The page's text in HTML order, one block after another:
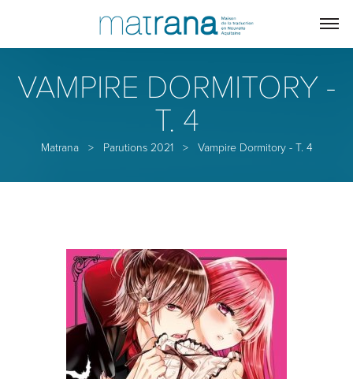
VAMPIRE DORMITORY -
T. 4
Matrana> Parutions 2021 > Vampire Dormitory - T. 4